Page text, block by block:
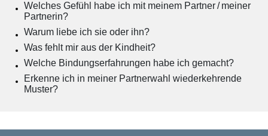
Welches Gefühl habe ich mit meinem Partner / meiner
Partnerin?
Warum liebe ich sie oder ihn?
Was fehlt mir aus der Kindheit?
Welche Bindungserfahrungen habe ich gemacht?
Erkenne ich in meiner Partnerwahl wiederkehrende
Muster?